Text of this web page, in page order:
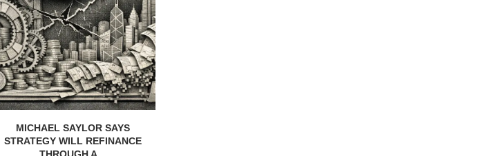
MICHAEL SAYLOR SAYS
STRATEGY WILL REFINANCE